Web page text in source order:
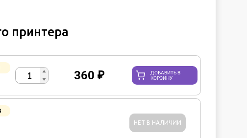
принтера
360₽
ДОБАВИТЬ В
КОРЗИНУ
НЕТ В НАЛИЧИИ